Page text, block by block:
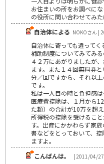
お住まいの所をお調べに
の役所に問い合わせてみ
自治体による NOKOさん |
自治体に寄っても違って
補助制度についてみてみる
４２万にあがりましたが
ます。また１４回無料券
分／回ですから、それ以
です。
私は一人目の時と負担感は
医療費控除は、１月から
た額）の合計が10万を超
所得税の控除を受けるこ
す。出産にかかわらず家
書などをとっておいて、
ますよ。
こんばんは。
| 2011/04/27